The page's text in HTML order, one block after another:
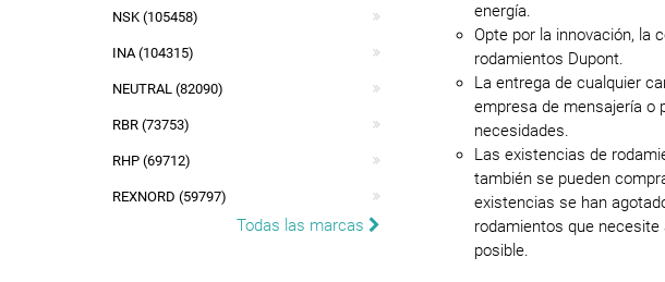
energía.
Opte por la innovación, la
rodamientos Dupont.
La entrega de cualquier
empresa de mensajería o
necesidades.
Las existencias de
también se pueden
existencias se han
rodamientos que
posible.
NSK (105458)
INA (104315)
NEUTRAL (82090)
RBR (73753)
RHP (69712)
REXNORD (59797)
Todas las marcas